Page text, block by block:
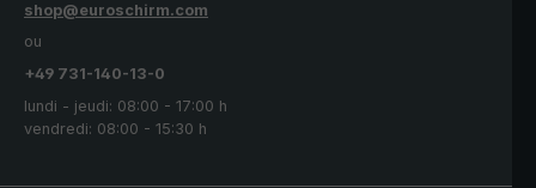
shop@euroschirm.com
ou
+49 731-140-13-0
lundi - jeudi: 08:00 - 17:00 h
vendredi: 08:00 - 15:30 h